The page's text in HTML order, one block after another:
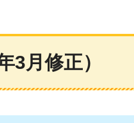
3月修正）